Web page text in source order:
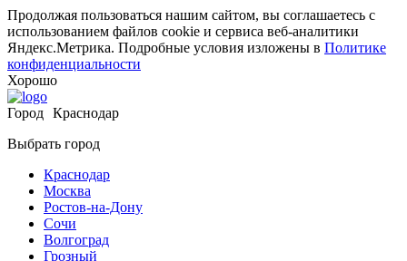
Продолжая пользоваться нашим сайтом, вы соглашаетесь с
использованием файлов cookie и сервиса веб-аналитики
Яндекс.Метрика. Подробные условия изложены в Политике
конфиденциальности
Хорошо
Город Краснодар
Выбрать город
Краснодар
Москва
Ростов-на-Дону
Сочи
Волгоград
Грозный